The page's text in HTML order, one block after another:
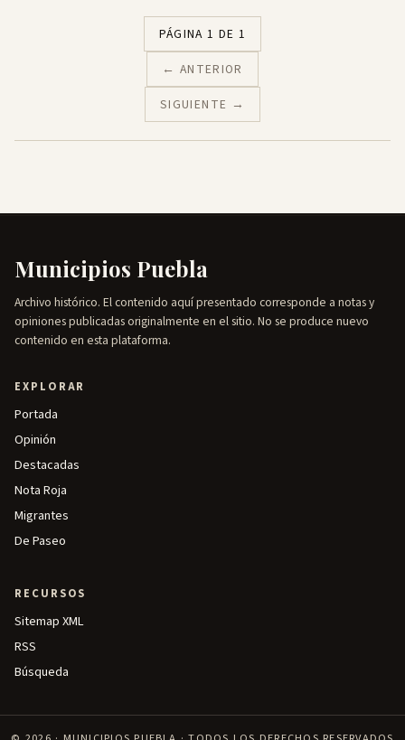
← ANTERIOR
PÁGINA 1 DE 1
SIGUIENTE →
Municipios Puebla
Archivo histórico. El contenido aquí presentado corresponde a notas y
opiniones publicadas originalmente en el sitio. No se produce nuevo
contenido en esta plataforma.
EXPLORAR
Portada
Opinión
Destacadas
Nota Roja
Migrantes
De Paseo
RECURSOS
Sitemap XML
RSS
Búsqueda